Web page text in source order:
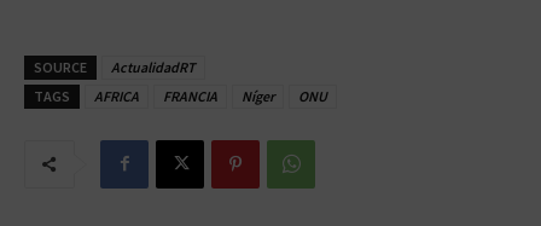
SOURCE
ActualidadRT
TAGS
AFRICA FRANCIA Níger ONU